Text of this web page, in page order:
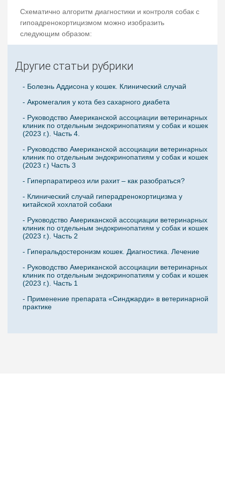
Схематично алгоритм диагностики и контроля собак с
гипоадренокортицизмом можно изобразить
следующим образом:
Другие статьи рубрики
- Болезнь Аддисона у кошек. Клинический случай
- Акромегалия у кота без сахарного диабета
- Руководство Американской ассоциации ветеринарных
клиник по отдельным эндокринопатиям у собак и кошек
(2023 г.). Часть 4.
- Руководство Американской ассоциации ветеринарных
клиник по отдельным эндокринопатиям у собак и кошек
(2023 г.) Часть 3
- Гиперпаратиреоз или рахит – как разобраться?
- Клинический случай гиперадренокортицизма у
китайской хохлатой собаки
- Руководство Американской ассоциации ветеринарных
клиник по отдельным эндокринопатиям у собак и кошек
(2023 г.). Часть 2
- Гиперальдостеронизм кошек. Диагностика. Лечение
- Руководство Американской ассоциации ветеринарных
клиник по отдельным эндокринопатиям у собак и кошек
(2023 г.). Часть 1
- Применение препарата «Синджарди» в ветеринарной
практике